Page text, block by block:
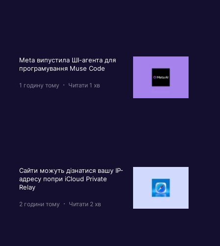
Meta випустила ШІ-агента для
програмування Muse Code
1 годину тому Читати 1 хв
Сайти можуть дізнатися вашу IP-
адресу попри iCloud Private
Relay
2 години тому Читати 2 хв